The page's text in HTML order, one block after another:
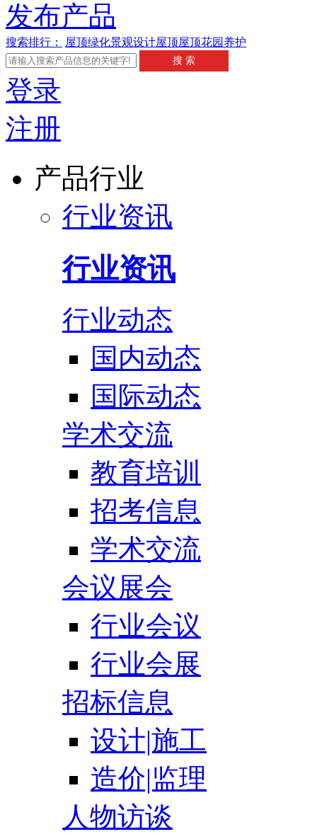
发布产品
搜索排行： 屋顶绿化景观设计屋顶屋顶花园 养护
登录
注册
产品行业
行业资讯
行业资讯
行业动态
国内动态
国际动态
学术交流
教育培训
招考信息
学术交流
会议展会
行业会议
行业会展
招标信息
设计|施工
造价|监理
人物访谈